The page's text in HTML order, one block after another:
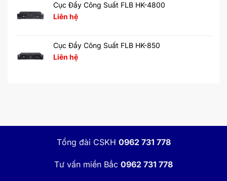
Cục Đẩy Công Suất FLB HK-4800
Liên hệ
Cục Đẩy Công Suất FLB HK-850
Liên hệ
Tổng đài CSKH 0962 731 778
Tư vấn miền Bắc 0962 731 778